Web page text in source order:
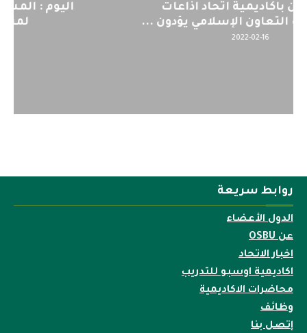
اليوم : المشاركة بالاجتماع التحضيري
لمنظمي قمة اسيا...
روابط سريعة
الدول الأعضاء
عن OSBU
اخبار الاتحاد
اكاديمية اوسبو للتدريب
محاضرات الاكاديمية
وظائف
إتصل بنا